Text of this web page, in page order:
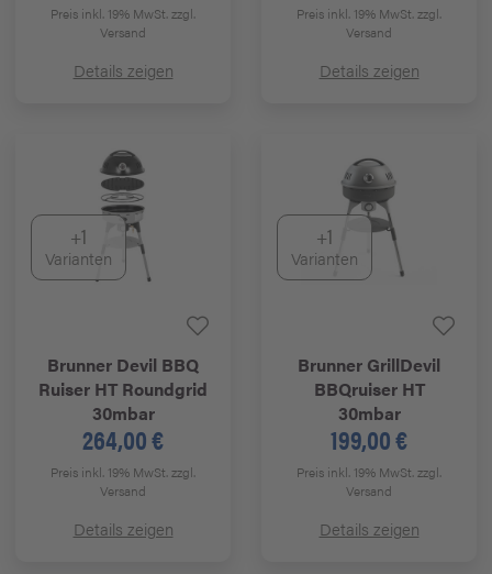
Preis inkl. 19% MwSt.zzgl.
Versand
Details zeigen
Preis inkl. 19% MwSt.zzgl.
Versand
Details zeigen
+1
Varianten
Brunner Devil BBQ
Ruiser HT Roundgrid
30mbar
264,00 €
Preis inkl. 19% MwSt.zzgl.
Versand
Details zeigen
+1
Varianten
Brunner GrillDevil
BBQruiser HT
30mbar
199,00 €
Preis inkl. 19% MwSt.zzgl.
Versand
Details zeigen